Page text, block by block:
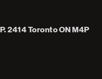
2414 Toronto ON M4P